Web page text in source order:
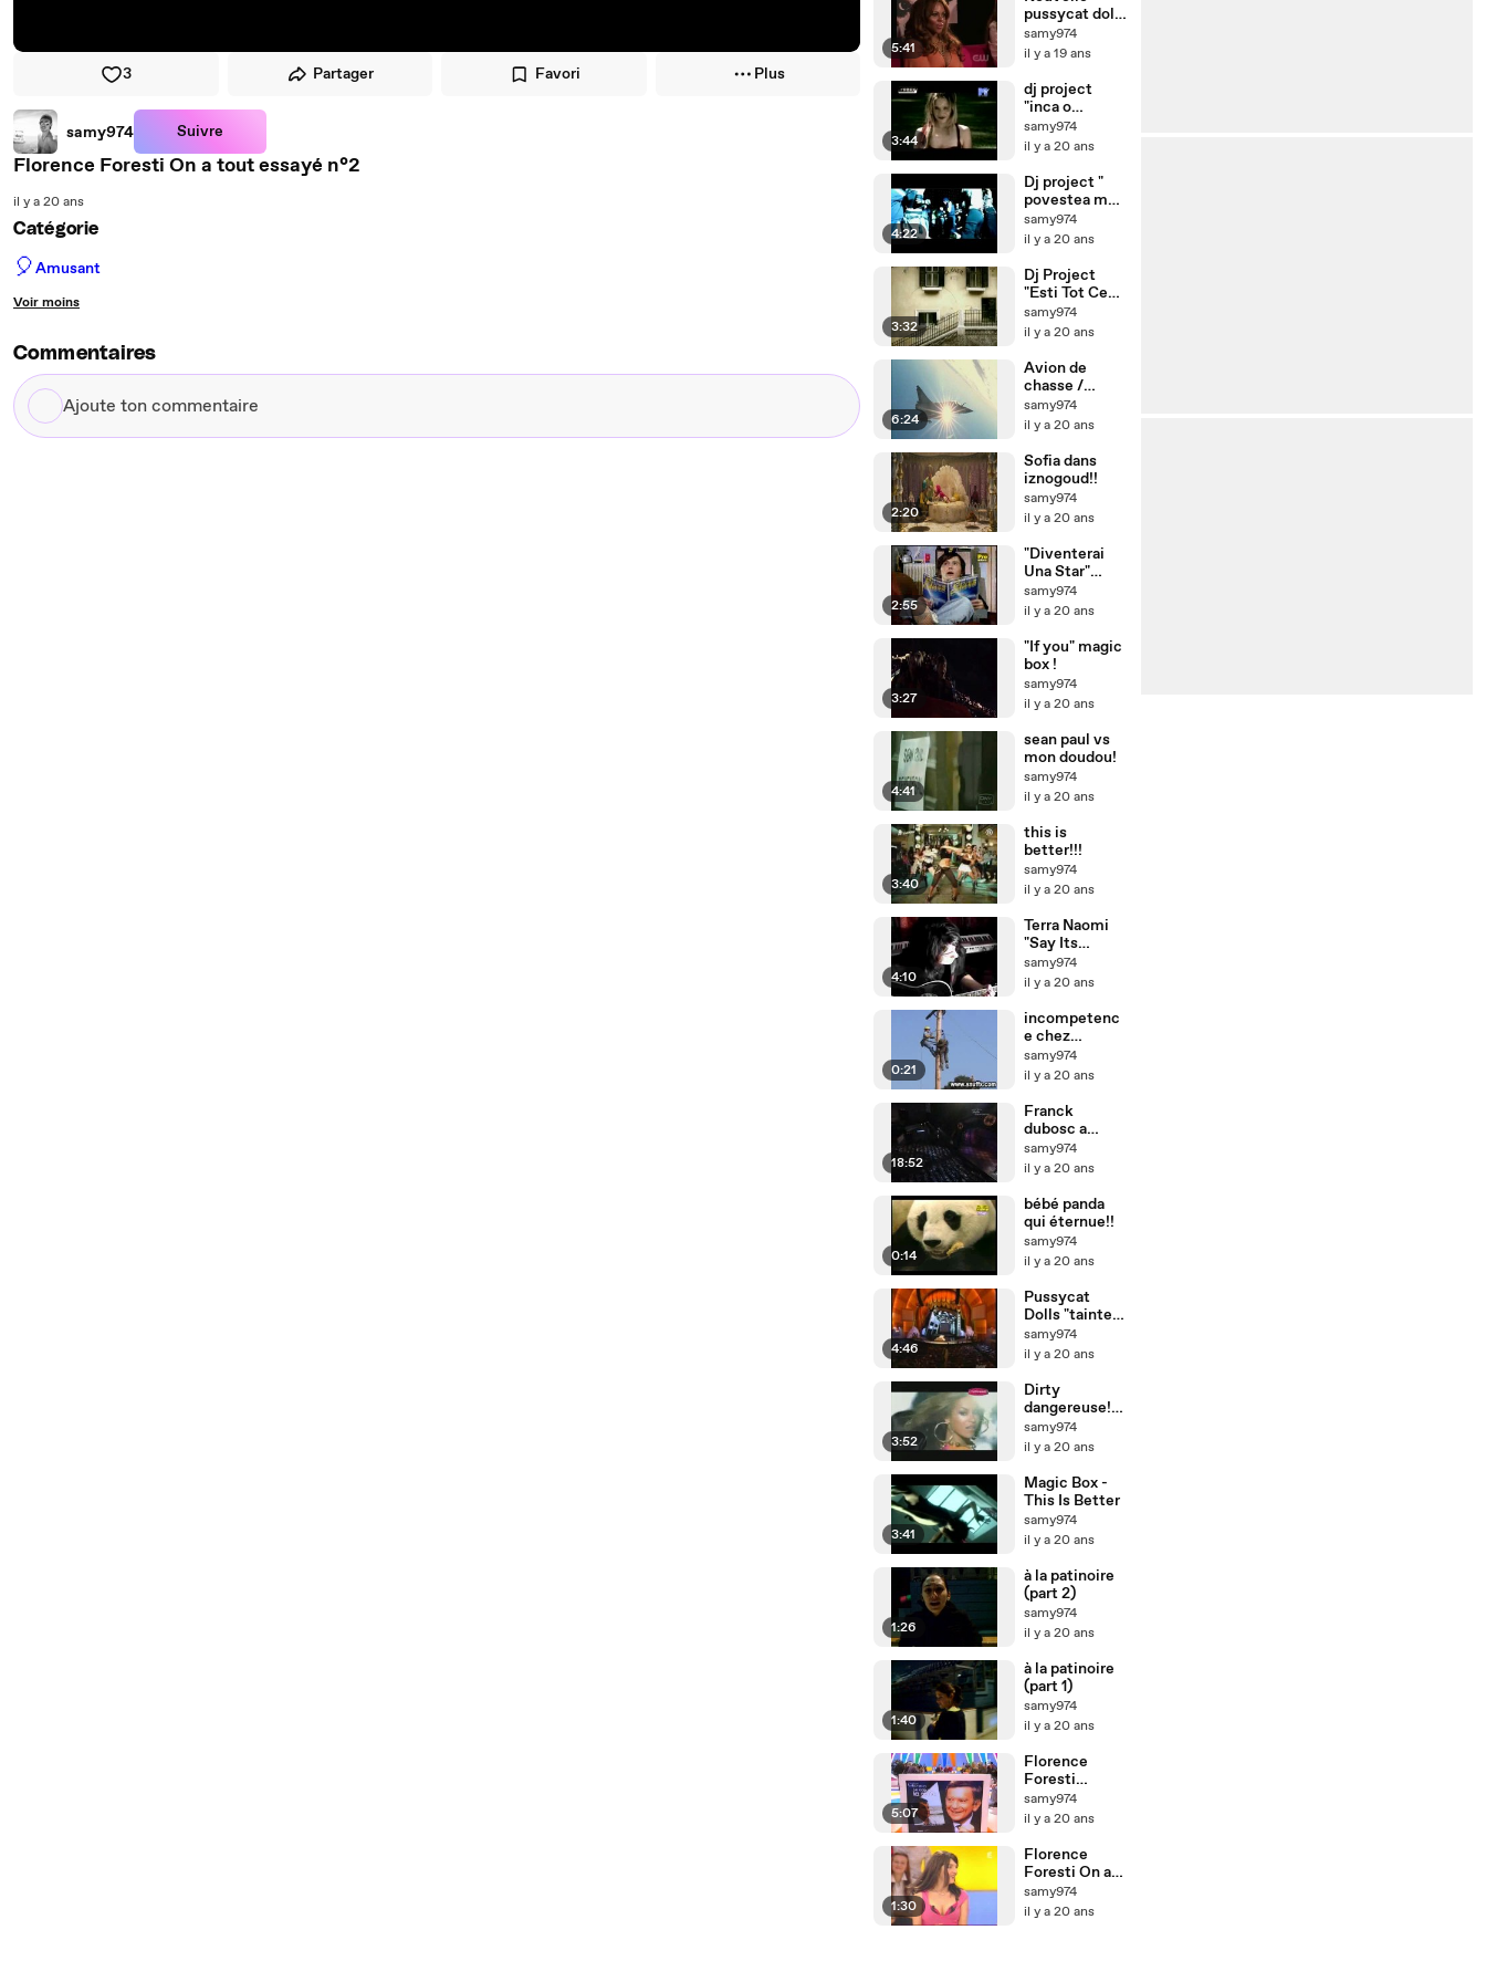
3 Partager Favori Plus
samy974 Suivre
Florence Foresti On a tout essayé n°2
il y a 20 ans
Catégorie
🎈Amusant
Voir moins
Commentaires
Ajoute
ton
5:41
pussycat doll
!!
samy974
il y a 19 ans
3:44
dj project
"inca o
noapte"
samy974
il y a 20 ans
4:22
Dj project "
povestea mea
"
samy974
il y a 20 ans
3:32
Dj Project
"Esti Tot Ce
Am " officiel!!
samy974
il y a 20 ans
6:24
Avion de
chasse /
fighters
aircraft
samy974
il y a 20 ans
2:20
Sofia dans
iznogoud!!
samy974
il y a 20 ans
2:55
"Diventerai
Una Star"
Finley (Rock)
samy974
il y a 20 ans
3:27
"If you" magic
box !
samy974
il y a 20 ans
4:41
sean paul vs
mon doudou!
samy974
il y a 20 ans
3:40
this is
better!!!
samy974
il y a 20 ans
4:10
Terra Naomi
"Say Its
Possible"
ecoutez!!
samy974
il y a 20 ans
0:21
incompetenc
e chez
EDF(version
USA)
samy974
il y a 20 ans
18:52
Franck
dubosc a
montreal
samy974
il y a 20 ans
0:14
bébé panda
qui éternue!!
samy974
il y a 20 ans
4:46
Pussycat
Dolls "tainted
love"
samy974
il y a 20 ans
3:52
Dirty
dangereuse!
krys
samy974
il y a 20 ans
3:41
Magic Box -
This Is Better
samy974
il y a 20 ans
1:26
à la patinoire
(part 2)
samy974
il y a 20 ans
1:40
à la patinoire
(part 1)
samy974
il y a 20 ans
5:07
Florence
Foresti
Dominique
Pipeau
samy974
il y a 20 ans
1:30
Florence
Foresti On a
tout essayé 01
samy974
il y a 20 ans